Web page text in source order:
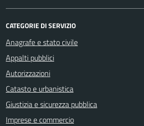
CATEGORIE DI SERVIZIO
Anagrafe e stato civile
Appalti pubblici
Autorizzazioni
Catasto e urbanistica
Giustizia e sicurezza pubblica
Imprese e commercio